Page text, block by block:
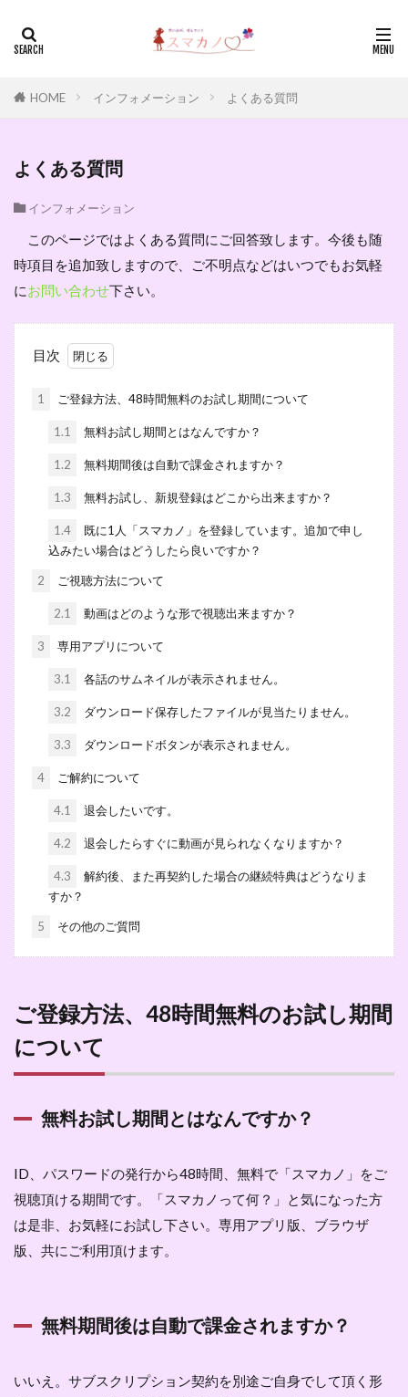
HOME インフォメーション よくある質問
よくある質問
インフォメーション
このページではよくある質問にご回答致します。今後も随
時項目を追加致しますので、ご不明点などはいつでもお気軽
にお問い合わせ下さい。
目次
1 ご登録方法、48時間無料のお試し期間について
1.1 無料お試し期間とはなんですか？
1.2 無料期間後は自動で課金されますか？
1.3 無料お試し、新規登録はどこから出来ますか？
1.4
既に1人「スマカノ」を登録しています。追加で申し
込みたい場合はどうしたら良いですか？
2 ご視聴方法について
2.1 動画はどのような形で視聴出来ますか？
3 専用アプリについて
3.1 各話のサムネイルが表示されません。
3.2 ダウンロード保存したファイルが見当たりません。
3.3 ダウンロードボタンが表示されません。
4 ご解約について
4.1 退会したいです。
4.2 退会したらすぐに動画が見られなくなりますか？
4.3
解約後、また再契約した場合の継続特典はどうなりま
すか？
5 その他のご質問
ご登録方法、48時間無料のお試し期間
について
無料お試し期間とはなんですか？
ID、パスワードの発行から48時間、無料で「スマカノ」をご
視聴頂ける期間です。「スマカノって何？」と気になった方
は是非、お気軽にお試し下さい。専用アプリ版、ブラウザ
版、共にご利用頂けます。
無料期間後は自動で課金されますか？
いいえ。サブスクリプション契約を別途ご自身でして頂く形